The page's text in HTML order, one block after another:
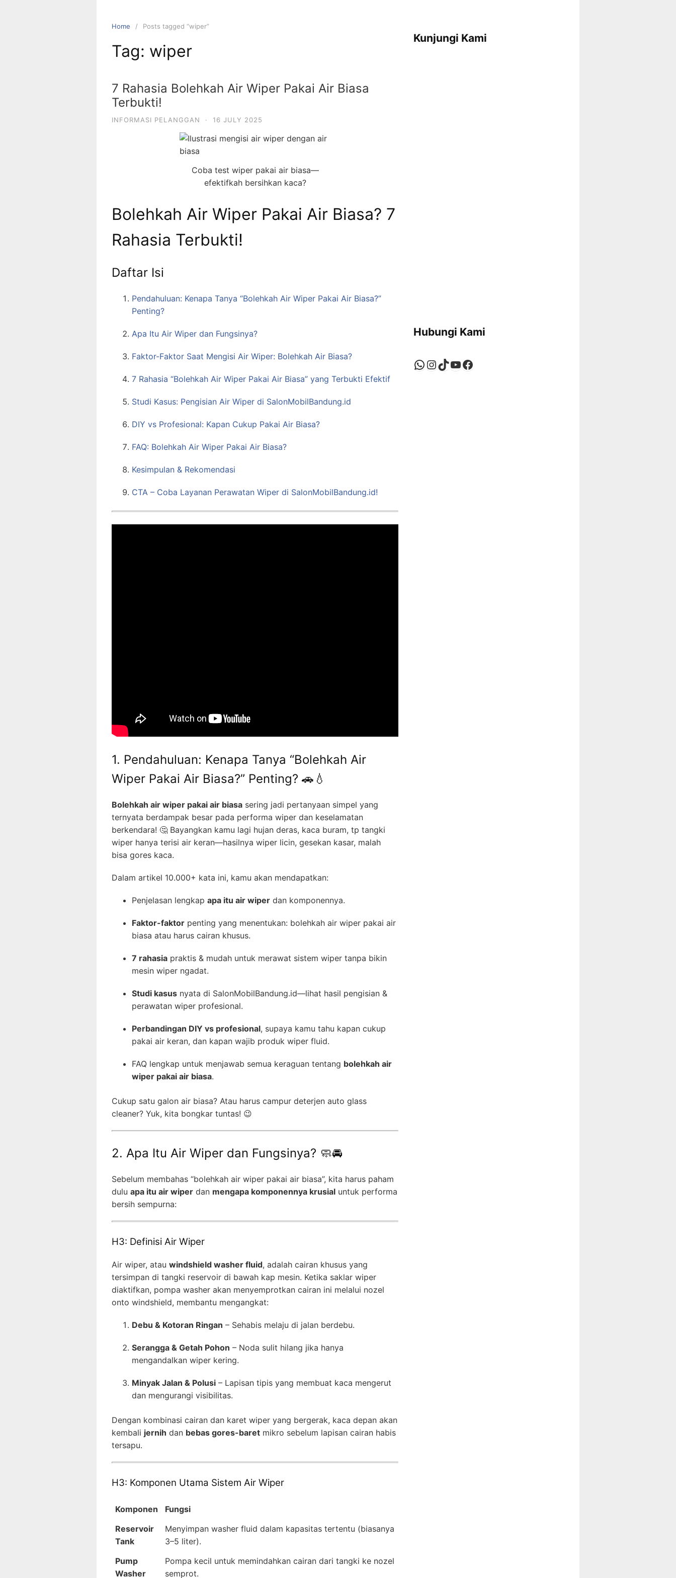
Home Posts tagged “wiper”
Tag: wiper
7 Rahasia Bolehkah Air Wiper Pakai Air Biasa
Terbukti!
INFORMASI PELANGGAN · 16 JULY 2025
Coba test wiper pakai air biasa—
efektifkah bersihkan kaca?
Bolehkah Air Wiper Pakai Air Biasa? 7
Rahasia Terbukti!
Daftar Isi
Pendahuluan: Kenapa Tanya “Bolehkah Air Wiper Pakai Air Biasa?”
Penting?
Apa Itu Air Wiper dan Fungsinya?
Faktor-Faktor Saat Mengisi Air Wiper: Bolehkah Air Biasa?
7 Rahasia “Bolehkah Air Wiper Pakai Air Biasa” yang Terbukti Efektif
Studi Kasus: Pengisian Air Wiper di SalonMobilBandung.id
DIY vs Profesional: Kapan Cukup Pakai Air Biasa?
FAQ: Bolehkah Air Wiper Pakai Air Biasa?
Kesimpulan & Rekomendasi
CTA – Coba Layanan Perawatan Wiper di SalonMobilBandung.id!
1. Pendahuluan: Kenapa Tanya “Bolehkah Air
Wiper Pakai Air Biasa?” Penting? 🚗💧
Bolehkah air wiper pakai air biasa sering jadi pertanyaan simpel yang
ternyata berdampak besar pada performa wiper dan keselamatan
berkendara! 🤔 Bayangkan kamu lagi hujan deras, kaca buram, tp tangki
wiper hanya terisi air keran—hasilnya wiper licin, gesekan kasar, malah
bisa gores kaca.
Dalam artikel 10.000+ kata ini, kamu akan mendapatkan:
Penjelasan lengkap apa itu air wiper dan komponennya.
Faktor-faktor penting yang menentukan: bolehkah air wiper pakai air
biasa atau harus cairan khusus.
7 rahasia praktis & mudah untuk merawat sistem wiper tanpa bikin
mesin wiper ngadat.
Studi kasus nyata di SalonMobilBandung.id—lihat hasil pengisian &
perawatan wiper profesional.
Perbandingan DIY vs profesional, supaya kamu tahu kapan cukup
pakai air keran, dan kapan wajib produk wiper fluid.
FAQ lengkap untuk menjawab semua keraguan tentang bolehkah air
wiper pakai air biasa.
Cukup satu galon air biasa? Atau harus campur deterjen auto glass
cleaner? Yuk, kita bongkar tuntas! 😉
2. Apa Itu Air Wiper dan Fungsinya? 🧼🚘
Sebelum membahas “bolehkah air wiper pakai air biasa”, kita harus paham
dulu apa itu air wiper dan mengapa komponennya krusial untuk performa
bersih sempurna:
H3: Definisi Air Wiper
Air wiper, atau windshield washer fluid, adalah cairan khusus yang
tersimpan di tangki reservoir di bawah kap mesin. Ketika saklar wiper
diaktifkan, pompa washer akan menyemprotkan cairan ini melalui nozel
onto windshield, membantu mengangkat:
Debu & Kotoran Ringan – Sehabis melaju di jalan berdebu.
Serangga & Getah Pohon – Noda sulit hilang jika hanya
mengandalkan wiper kering.
Minyak Jalan & Polusi – Lapisan tipis yang membuat kaca mengerut
dan mengurangi visibilitas.
Dengan kombinasi cairan dan karet wiper yang bergerak, kaca depan akan
kembali jernih dan bebas gores-baret mikro sebelum lapisan cairan habis
tersapu.
H3: Komponen Utama Sistem Air Wiper
Komponen
Fungsi
Reservoir
Tank
Menyimpan washer fluid dalam kapasitas tertentu (biasanya
3–5 liter).
Pump
Washer
Pompa kecil untuk memindahkan cairan dari tangki ke nozel
semprot.
Kunjungi Kami
Hubungi Kami
WhatsApp
Instagram
TikTok
YouTube
Facebook